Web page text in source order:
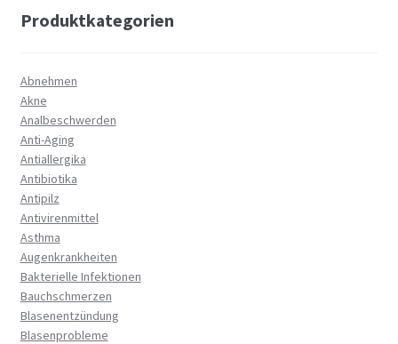
Produktkategorien
Abnehmen
Akne
Analbeschwerden
Anti-Aging
Antiallergika
Antibiotika
Antipilz
Antivirenmittel
Asthma
Augenkrankheiten
Bakterielle Infektionen
Bauchschmerzen
Blasenentzündung
Blasenprobleme